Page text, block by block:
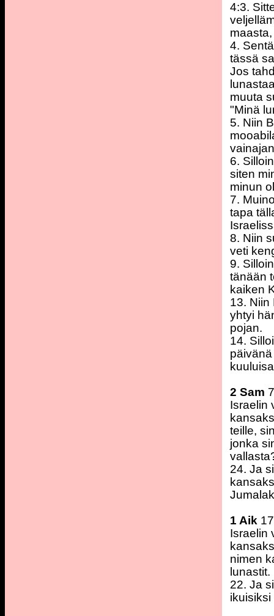
4:3.
4.
tässä
Jos
muuta
"Minä
5. Niin
6.
siten
minun
7.
tapa
8. Niin
veti
9.
tänään
kaiken
13. Niin
yhtyi
pojan.
14.
2 Sam
Israelin
teille,
jonka
24. Ja
1 Aik
Israelin
nimen
lunastit.
22. Ja